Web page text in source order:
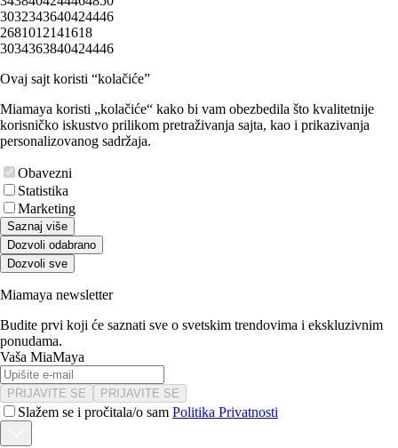
3032343640424446
2681012141618
3034363840424446
Ovaj sajt koristi “kolačiće”
Miamaya koristi „kolačiće“ kako bi vam obezbedila što kvalitetnije
korisničko iskustvo prilikom pretraživanja sajta, kao i prikazivanja
personalizovanog sadržaja.
Obavezni
Statistika
Marketing
Saznaj više
Dozvoli odabrano
Dozvoli sve
Miamaya newsletter
Budite prvi koji će saznati sve o svetskim trendovima i ekskluzivnim
ponudama.
Vaša MiaMaya
PRIJAVITE SE PRIJAVITE SE
Slažem se i pročitala/o sam Politika Privatnosti